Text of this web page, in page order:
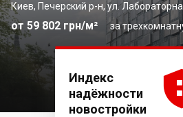
Киев, Печерский р-н, ул.
за
от 59 802 грн/м²
Индекс
надёжности
новостройки